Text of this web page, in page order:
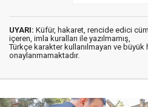
UYARI: Küfür, hakaret, rencide edici
içeren, imla kuralları ile yazılmamış,
Türkçe karakter kullanılmayan ve büyük
onaylanmamaktadır.